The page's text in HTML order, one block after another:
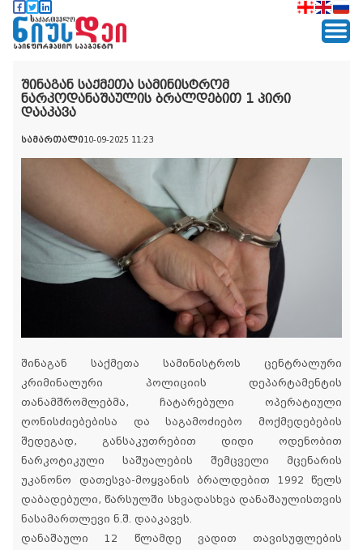
შინაგან საქმეთა სამინისტრომ
ნარკოდანაშაულის ბრალდებით 1 პირი
დააკავა
სამართალი10-09-2025 11:23
შინაგან საქმეთა სამინისტროს ცენტრალური
კრიმინალური პოლიციის დეპარტამენტის
თანამშრომლებმა, ჩატარებული ოპერატიული
ღონისძიებებისა და საგამოძიებო მოქმედებების
შედეგად, განსაკუთრებით დიდი ოდენობით
ნარკოტიკული საშუალების შემცველი მცენარის
უკანონო დათესვა-მოყვანის ბრალდებით 1992 წელს
დაბადებული, წარსულში სხვადასხვა დანაშაულისთვის
ნასამართლევი ნ.შ. დააკავეს.
დანაშაული 12 წლამდე ვადით თავისუფლების